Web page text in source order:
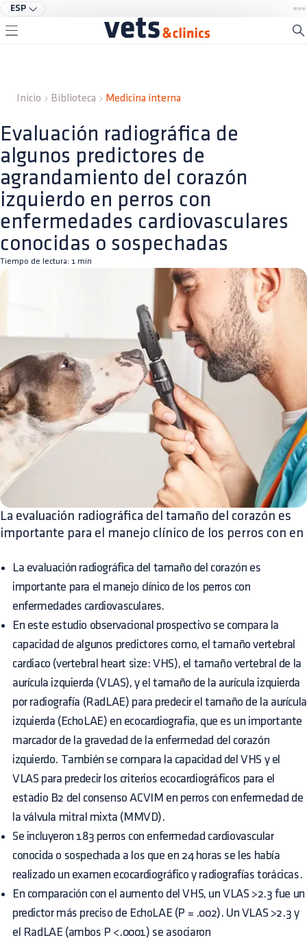
ESP
Inicio Biblioteca Medicina interna
Evaluación radiográfica de
algunos predictores de
agrandamiento del corazón
izquierdo en perros con
enfermedades cardiovasculares
conocidas o sospechadas
Tiempo de lectura: 1 min
La evaluación radiográfica del tamaño del corazón es
importante para el manejo clínico de los perros con en
La evaluación radiográfica del tamaño del corazón es
importante para el manejo clínico de los perros con
enfermedades cardiovasculares.
En este estudio observacional prospectivo se compara la
capacidad de algunos predictores como, el tamaño vertebral
cardiaco (vertebral heart size: VHS), el tamaño vertebral de la
aurícula izquierda (VLAS), y el tamaño de la aurícula izquierda
por radiografía (RadLAE) para predecir el tamaño de la aurícula
izquierda (EchoLAE) en ecocardiografia, que es un importante
marcador de la gravedad de la enfermedad del corazón
izquierdo. También se compara la capacidad del VHS y el
VLAS para predecir los criterios ecocardiográficos para el
estadio B2 del consenso ACVIM en perros con enfermedad de
la válvula mitral mixta (MMVD).
Se incluyeron 183 perros con enfermedad cardiovascular
conocida o sospechada a los que en 24 horas se les había
realizado un examen ecocardiográfico y radiografías torácicas.
En comparación con el aumento del VHS, un VLAS >2.3 fue un
predictor más preciso de EchoLAE (P = .002). Un VLAS >2.3 y
el RadLAE (ambos P <.0001) se asociaron